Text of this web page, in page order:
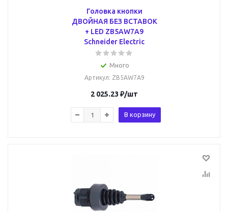
Головка кнопки
ДВОЙНАЯ БЕЗ ВСТАВОК
+ LED ZB5AW7A9
Schneider Electric
Много
Артикул: ZB5AW7A9
2 025.23 ₽/шт
В корзину